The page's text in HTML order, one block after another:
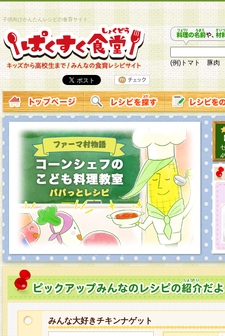
子供向けかんたんレシピの食育サイト
(例)トマト 豚肉
みんな大好きチキンナゲット